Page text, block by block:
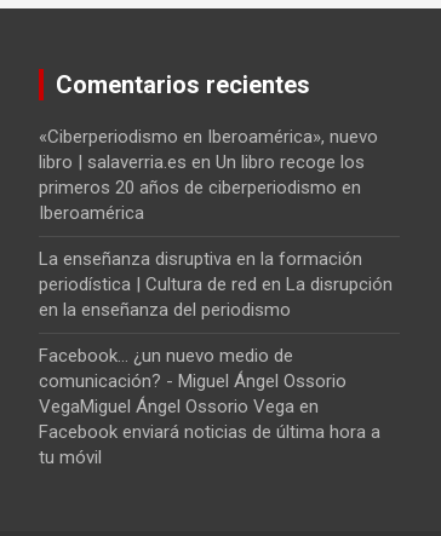
Comentarios recientes
«Ciberperiodismo en Iberoamérica», nuevo
libro | salaverria.es en Un libro recoge los
primeros 20 años de ciberperiodismo en
Iberoamérica
La enseñanza disruptiva en la formación
periodística | Cultura de red en La disrupción
en la enseñanza del periodismo
Facebook... ¿un nuevo medio de
comunicación? - Miguel Ángel Ossorio
VegaMiguel Ángel Ossorio Vega en
Facebook enviará noticias de última hora a
tu móvil